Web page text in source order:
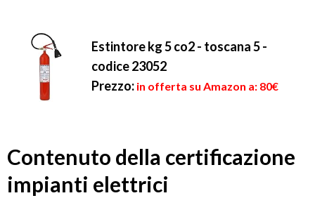
Estintore kg 5 co2 - toscana 5 -
codice 23052
Prezzo: in offerta su Amazon a: 80€
Contenuto della certificazione
impianti elettrici